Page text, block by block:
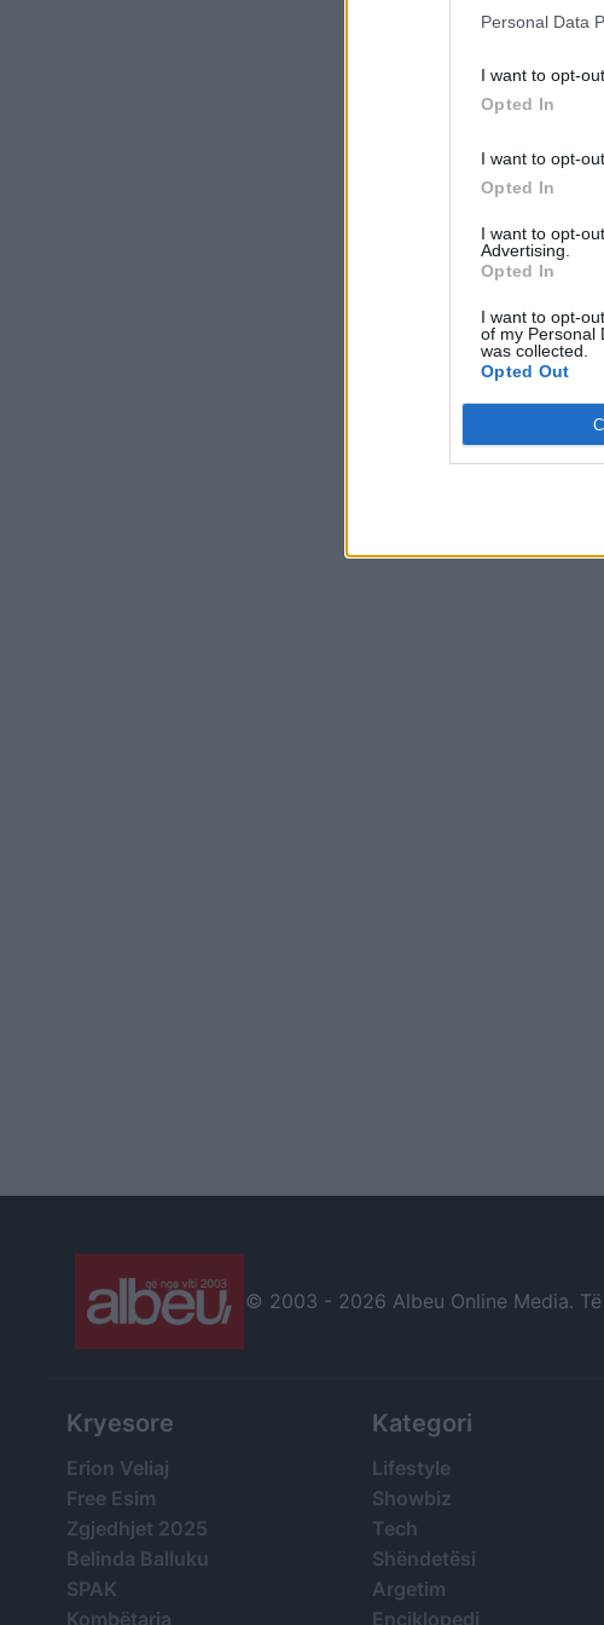
Personal Data
I want to opt-
Opted In
I want to opt-
Opted In
I want to opt-
Advertising.
Opted In
I want to opt-
of my Personal
was collected.
Opted Out
© 2003 - 2026 Albeu Online Media.
Kryesore
Erion Veliaj
Free Esim
Zgjedhjet 2025
Belinda Balluku
SPAK
Kombëtarja
Kategori
Lifestyle
Showbiz
Tech
Shëndetësi
Argetim
Enciklopedi